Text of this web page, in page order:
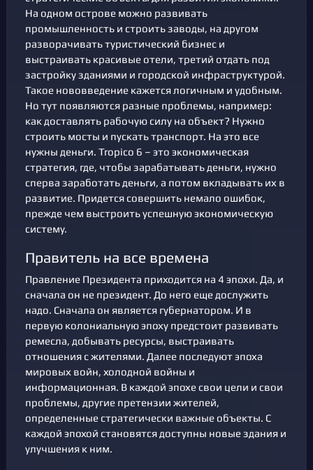
На одном острове можно развивать
промышленность и строить заводы, на другом
разворачивать туристический бизнес и
выстраивать красивые отели, третий отдать под
застройку зданиями и городской инфраструктурой.
Такое нововведение кажется логичным и удобным.
Но тут появляются разные проблемы, например:
как доставлять рабочую силу на объект? Нужно
строить мосты и пускать транспорт. На это все
нужны деньги. Tropico 6 – это экономическая
стратегия, где, чтобы зарабатывать деньги, нужно
сперва заработать деньги, а потом вкладывать их в
развитие. Придется совершить немало ошибок,
прежде чем выстроить успешную экономическую
систему.
Правитель на все времена
Правление Президента приходится на 4 эпохи. Да, и
сначала он не президент. До него еще дослужить
надо. Сначала он является губернатором. И в
первую колониальную эпоху предстоит развивать
ремесла, добывать ресурсы, выстраивать
отношения с жителями. Далее последуют эпоха
мировых войн, холодной войны и
информационная. В каждой эпохе свои цели и свои
проблемы, другие претензии жителей,
определенные стратегически важные объекты. С
каждой эпохой становятся доступны новые здания и
улучшения к ним.